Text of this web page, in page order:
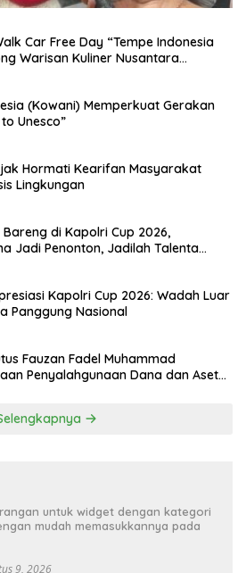
Car Free Day “Tempe Indonesia
Warisan Kuliner Nusantara
(Kowani) Memperkuat Gerakan
Unesco”
Hormati Kearifan Masyarakat
Lingkungan
Bareng di Kapolri Cup 2026,
Jadi Penonton, Jadilah Talenta
Kapolri Cup 2026: Wadah Luar
Panggung Nasional
Fauzan Fadel Muhammad
Penyalahgunaan Dana dan Aset
untuk widget dengan kategori
mudah memasukkannya pada
9, 2026